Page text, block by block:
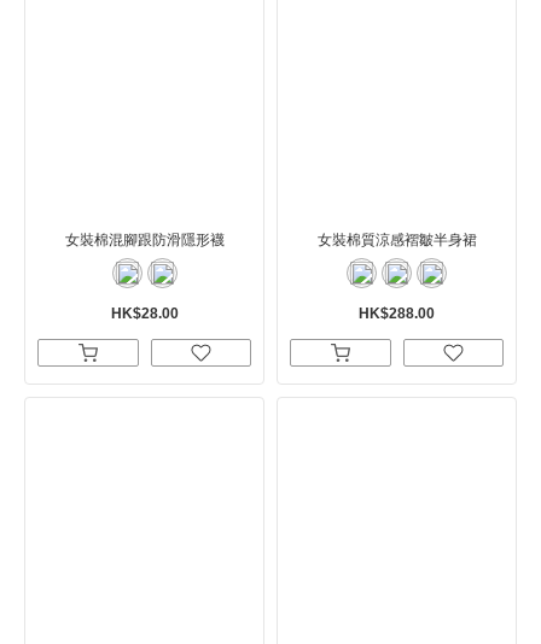
女裝棉混腳跟防滑隱形襪
HK$28.00
女裝棉質涼感褶皺半身裙
HK$288.00